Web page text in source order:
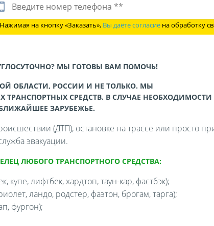
на кнопку «Заказать», Вы даёте согласие на обработку
МЫ ГОТОВЫ ВАМ ПОМОЧЬ!
ОБЛАСТИ, РОССИИ И НЕ ТОЛЬКО. МЫ
СРЕДСТВ. В СЛУЧАЕ НЕОБХОДИМОСТИ
ЗАРУБЕЖЬЕ.
(ДТП), остановке на трассе или просто
эвакуации.
ЛЮБОГО ТРАНСПОРТНОГО СРЕДСТВА:
купе, лифтбек, хардтоп, таун-кар, фастбэк);
ландо, родстер, фаэтон, брогам, тарга);
фургон);